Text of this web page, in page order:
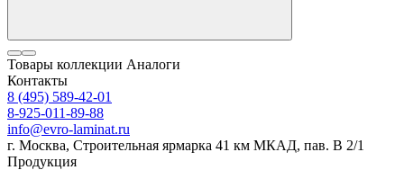
Товары коллекции Аналоги
Контакты
8 (495) 589-42-01
8-925-011-89-88
info@evro-laminat.ru
г. Москва, Строительная ярмарка 41 км МКАД, пав. В 2/1
Продукция